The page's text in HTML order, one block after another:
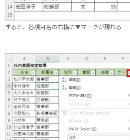
すると、各項目名の右横に▼マークが現れる